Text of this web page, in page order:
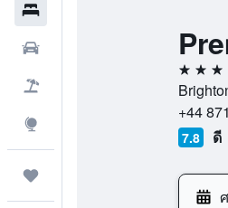
3 ดาว
+44
7.8 ดี